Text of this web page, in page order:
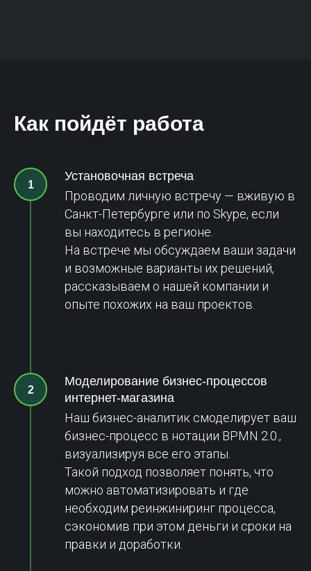
Как пойдёт работа
Установочная встреча
Проводим личную встречу — вживую в
Санкт-Петербурге или по Skype, если
вы находитесь в регионе.
На встрече мы обсуждаем ваши задачи
и возможные варианты их решений,
рассказываем о нашей компании и
опыте похожих на ваш проектов.
Моделирование бизнес-процессов
интернет-магазина
Наш бизнес-аналитик смоделирует ваш
бизнес-процесс в нотации BPMN 2.0.,
визуализируя все его этапы.
Такой подход позволяет понять, что
можно автоматизировать и где
необходим реинжиниринг процесса,
сэкономив при этом деньги и сроки на
правки и доработки.